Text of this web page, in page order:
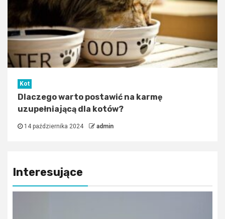
Kot
Dlaczego warto postawić na karmę
uzupełniającą dla kotów?
14 października 2024 admin
Interesujące